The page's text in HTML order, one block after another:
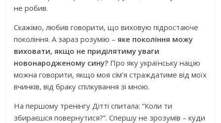
не робив.
Скажімо, любив говорити, що виховую підростаюче
покоління. А зараз розумію –яке покоління можу
виховати, якщо не приділятиму уваги
новонародженому сину? Про яку українську націю
можна говорити, якщо моя сім’я страждатиме від моїх
вчинків, від браку спілкування зі мною.
На першому тренінгу Дітті спитала: “Коли ти
збираєшся повернутися?”. Спершу не зрозумів – куди